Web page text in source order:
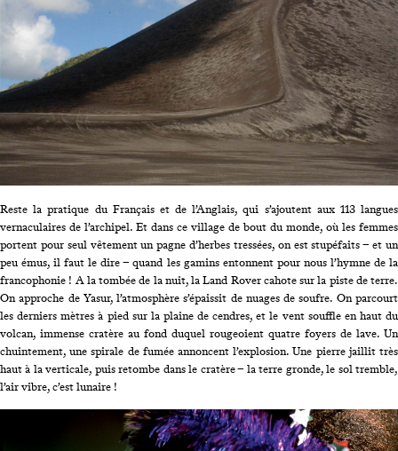
Reste la pratique du Français et de l’Anglais, qui s’ajoutent aux 113 langues
vernaculaires de l’archipel. Et dans ce village de bout du monde, où les femmes
portent pour seul vêtement un pagne d’herbes tressées, on est stupéfaits – et un
peu émus, il faut le dire – quand les gamins entonnent pour nous l’hymne de la
francophonie ! A la tombée de la nuit, la Land Rover cahote sur la piste de terre.
On approche de Yasur, l’atmosphère s’épaissit de nuages de soufre. On parcourt
les derniers mètres à pied sur la plaine de cendres, et le vent souffle en haut du
volcan, immense cratère au fond duquel rougeoient quatre foyers de lave. Un
chuintement, une spirale de fumée annoncent l’explosion. Une pierre jaillit très
haut à la verticale, puis retombe dans le cratère – la terre gronde, le sol tremble,
l’air vibre, c’est lunaire !